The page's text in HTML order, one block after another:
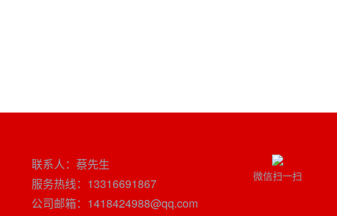
联系人：蔡先生
服务热线：13316691867
公司邮箱：1418424988@qq.com
微信扫一扫